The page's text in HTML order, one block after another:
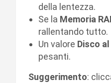
della lentezza.
Se la Memoria
rallentando tutto.
Un valore Disco al
pesanti.
Suggerimento: